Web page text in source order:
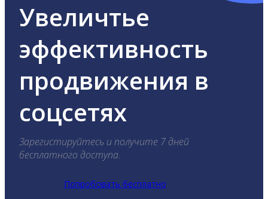
Увеличтье
эффективность
продвижения в
соцсетях
Зарегистируйтесь и получите 7 дней
бесплатного доступа.
Попробовать бесплатно